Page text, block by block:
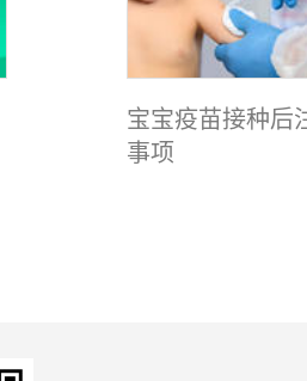
宝宝疫苗接种后
事项